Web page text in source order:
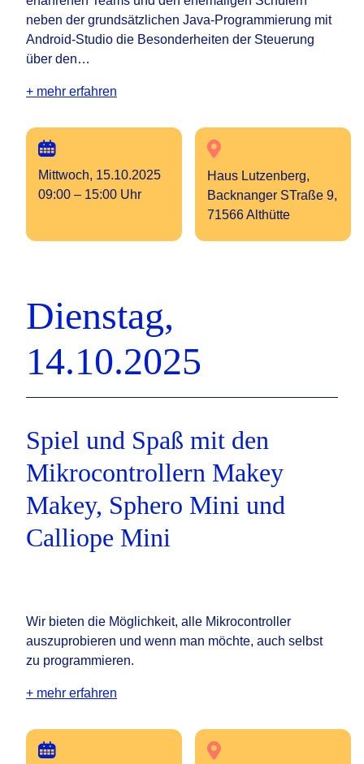
neben der grundsätzlichen Java-Programmierung mit
Android-Studio die Besonderheiten der Steuerung
über den…
+ mehr erfahren
Mittwoch, 15.10.2025
09:00 – 15:00 Uhr
Haus Lutzenberg,
Backnanger STraße 9,
71566 Althütte
Dienstag,
14.10.2025
Spiel und Spaß mit den
Mikrocontrollern Makey
Makey, Sphero Mini und
Calliope Mini
Wir bieten die Möglichkeit, alle Mikrocontroller
auszuprobieren und wenn man möchte, auch selbst
zu programmieren.
+ mehr erfahren